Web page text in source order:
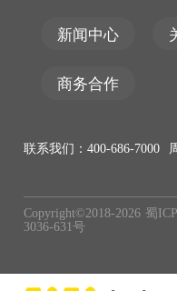
新闻中心
商务合作
联系我们：400-686-7000
Copyright©2018-2026 蜀
3036-631号